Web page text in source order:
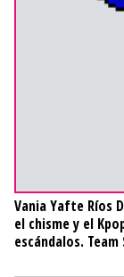
Vania Yafte Ríos
el chisme y el
escándalos.